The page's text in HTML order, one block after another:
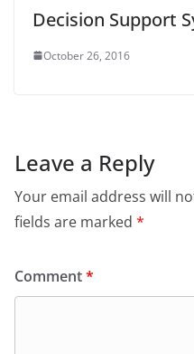
Decision Support
October 26, 2016
Leave a Reply
Your email address will
fields are marked *
Comment*